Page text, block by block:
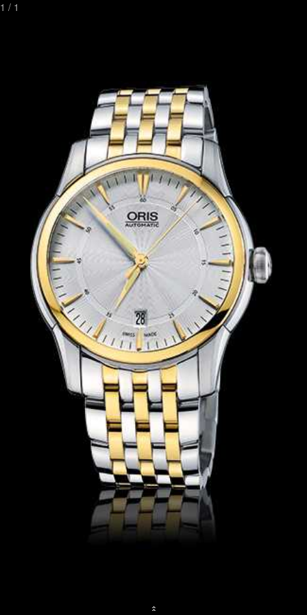
ウォッチストリートは高級腕時計を探すには最適な場所です。
実際の腕時計オーナによるレビューと写真を掲載した
高度な腕時計検索サイト
連絡先
パートナー
Watch Journal
Time Keeper
1 / 1